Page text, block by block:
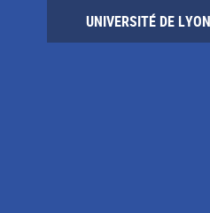
UNIVERSITÉ DE LYON